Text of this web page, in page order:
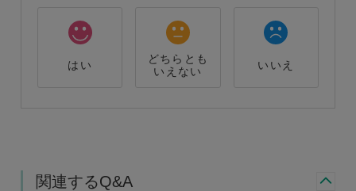
はい
どちらとも
いえない
いいえ
関連するQ&A